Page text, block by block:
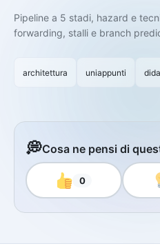
Pipeline a 5 stadi, hazard e
forwarding, stalli e branch
architettura uniappunti
💭Cosa ne pensi di
0